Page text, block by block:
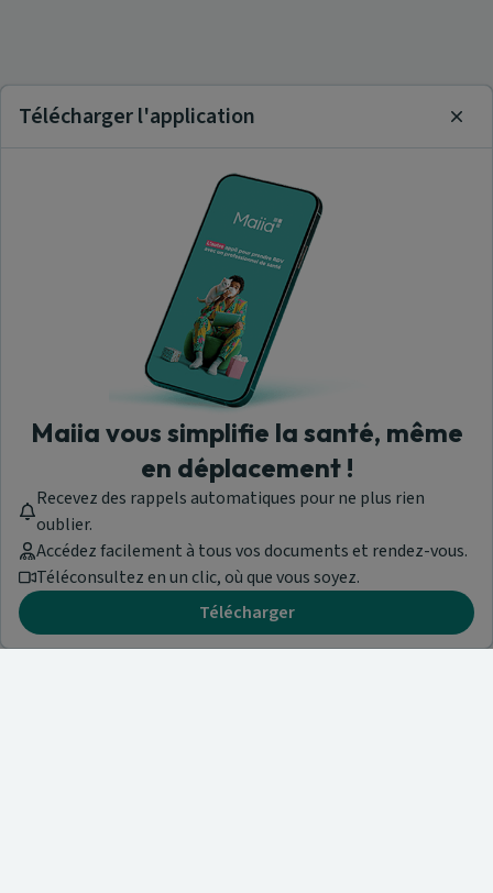
Télécharger l'application
Maiia vous simplifie la santé, même
en déplacement !
Recevez des rappels automatiques pour ne plus rien
oublier.
Accédez facilement à tous vos documents et rendez-vous.
Téléconsultez en un clic, où que vous soyez.
Télécharger